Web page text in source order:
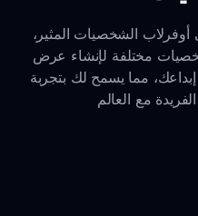
الشخصيات المثير،
مختلفة لإنشاء عرض
مما يسمح لك بتجربة